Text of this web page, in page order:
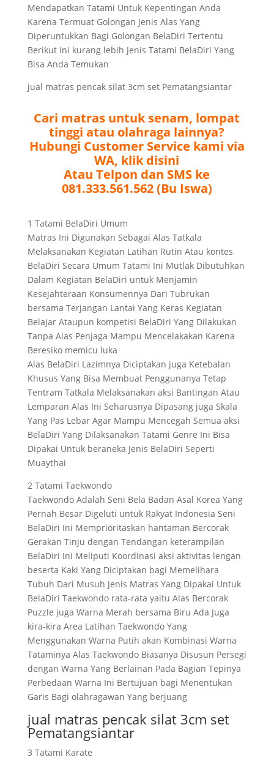
Mendapatkan Tatami Untuk Kepentingan Anda
Karena Termuat Golongan Jenis Alas Yang
Diperuntukkan Bagi Golongan BelaDiri Tertentu
Berikut Ini kurang lebih Jenis Tatami BelaDiri Yang
Bisa Anda Temukan
jual matras pencak silat 3cm set Pematangsiantar
Cari matras untuk senam, lompat
tinggi atau olahraga lainnya?
Hubungi Customer Service kami via
WA, klik disini
Atau Telpon dan SMS ke
081.333.561.562 (Bu Iswa)
1 Tatami BelaDiri Umum
Matras Ini Digunakan Sebagai Alas Tatkala
Melaksanakan Kegiatan Latihan Rutin Atau kontes
BelaDiri Secara Umum Tatami Ini Mutlak Dibutuhkan
Dalam Kegiatan BelaDiri untuk Menjamin
Kesejahteraan Konsumennya Dari Tubrukan
bersama Terjangan Lantai Yang Keras Kegiatan
Belajar Ataupun kompetisi BelaDiri Yang Dilakukan
Tanpa Alas Penjaga Mampu Mencelakakan Karena
Beresiko memicu luka
Alas BelaDiri Lazimnya Diciptakan juga Ketebalan
Khusus Yang Bisa Membuat Penggunanya Tetap
Tentram Tatkala Melaksanakan aksi Bantingan Atau
Lemparan Alas Ini Seharusnya Dipasang juga Skala
Yang Pas Lebar Agar Mampu Mencegah Semua aksi
BelaDiri Yang Dilaksanakan Tatami Genre Ini Bisa
Dipakai Untuk beraneka Jenis BelaDiri Seperti
Muaythai
2 Tatami Taekwondo
Taekwondo Adalah Seni Bela Badan Asal Korea Yang
Pernah Besar Digeluti untuk Rakyat Indonesia Seni
BelaDiri Ini Memprioritaskan hantaman Bercorak
Gerakan Tinju dengan Tendangan keterampilan
BelaDiri Ini Meliputi Koordinasi aksi aktivitas lengan
beserta Kaki Yang Diciptakan bagi Memelihara
Tubuh Dari Musuh Jenis Matras Yang Dipakai Untuk
BelaDiri Taekwondo rata-rata yaitu Alas Bercorak
Puzzle juga Warna Merah bersama Biru Ada Juga
kira-kira Area Latihan Taekwondo Yang
Menggunakan Warna Putih akan Kombinasi Warna
Tataminya Alas Taekwondo Biasanya Disusun Persegi
dengan Warna Yang Berlainan Pada Bagian Tepinya
Perbedaan Warna Ini Bertujuan bagi Menentukan
Garis Bagi olahragawan Yang berjuang
jual matras pencak silat 3cm set
Pematangsiantar
3 Tatami Karate